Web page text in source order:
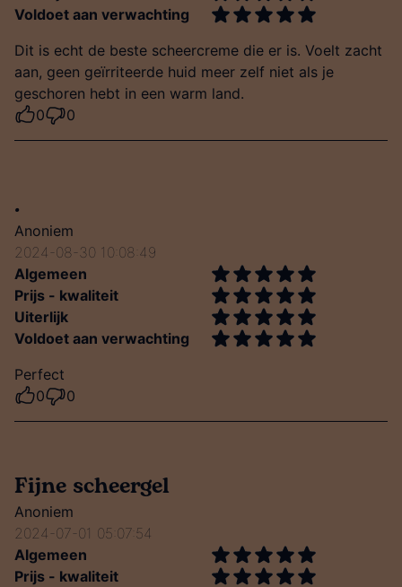
Voldoet aan verwachting
Dit is echt de beste scheercreme die er is. Voelt zacht
aan, geen geïrriteerde huid meer zelf niet als je
geschoren hebt in een warm land.
0
0
.
Anoniem
2024-08-30 10:08:49
Algemeen
Prijs - kwaliteit
Uiterlijk
Voldoet aan verwachting
Perfect
0
0
Fijne scheergel
Anoniem
2024-07-01 05:07:54
Algemeen
Prijs - kwaliteit